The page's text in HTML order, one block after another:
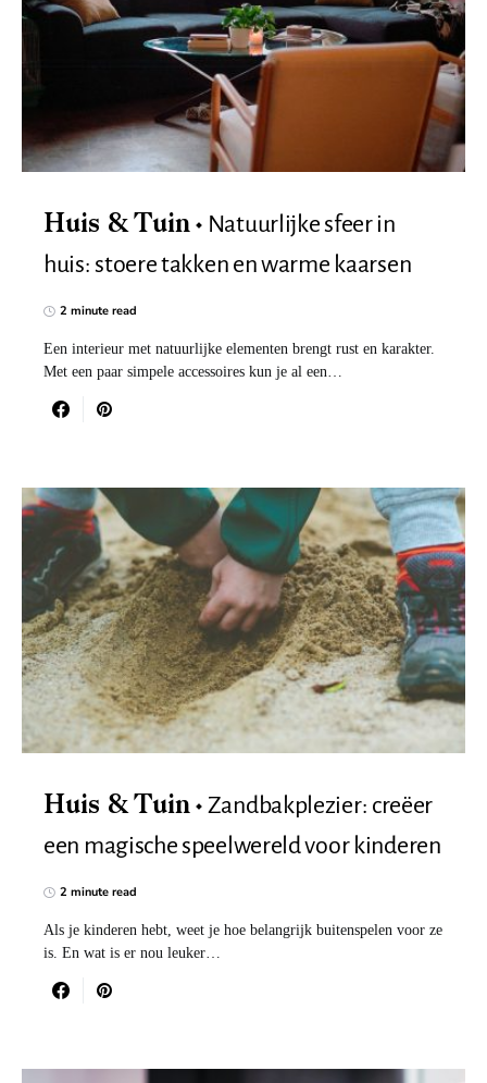
Huis & Tuin
Natuurlijke sfeer in
huis: stoere takken en warme kaarsen
2 minute read
Een interieur met natuurlijke elementen brengt rust en karakter.
Met een paar simpele accessoires kun je al een…
Huis & Tuin
Zandbakplezier: creëer
een magische speelwereld voor kinderen
2 minute read
Als je kinderen hebt, weet je hoe belangrijk buitenspelen voor ze
is. En wat is er nou leuker…